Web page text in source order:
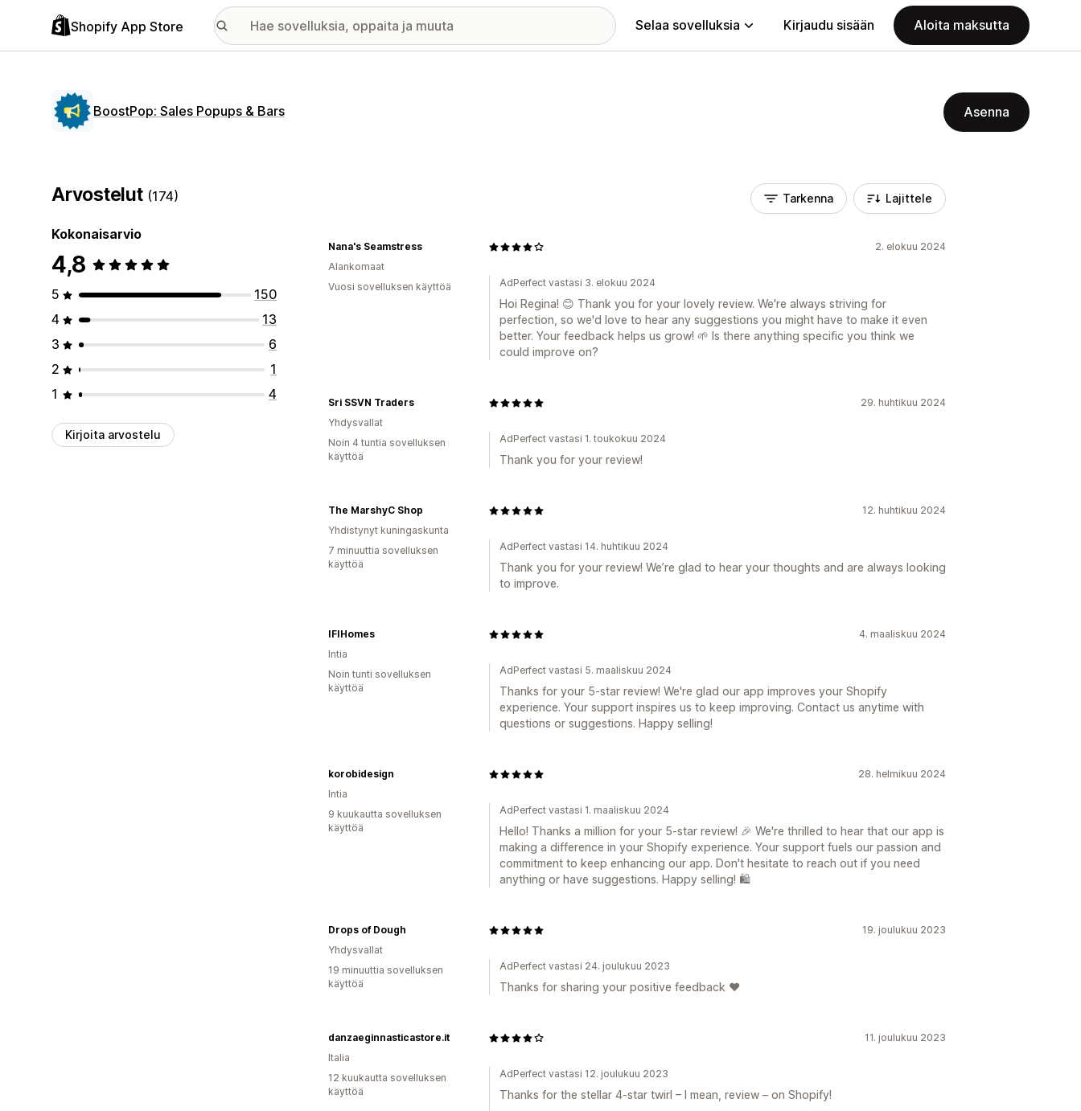
Shopify App Store Selaa sovelluksia Kirjaudu sisään Aloita maksutta
BoostPop: Sales Popups & Bars Asenna
Arvostelut (174)
Kokonaisarvio
4,8
5
150
4
13
3
6
2
1
1
4
Kirjoita arvostelu
Tarkenna Lajittele
2. elokuu 2024
Nana's Seamstress
Alankomaat
Vuosi sovelluksen käyttöä
AdPerfect vastasi 3. elokuu 2024
Hoi Regina! 😊 Thank you for your lovely review. We're always striving for
perfection, so we'd love to hear any suggestions you might have to make it even
better. Your feedback helps us grow! 🌱 Is there anything specific you think we
could improve on?
29. huhtikuu 2024
Sri SSVN Traders
Yhdysvallat
Noin 4 tuntia sovelluksen
käyttöä
AdPerfect vastasi 1. toukokuu 2024
Thank you for your review!
12. huhtikuu 2024
The MarshyC Shop
Yhdistynyt kuningaskunta
7 minuuttia sovelluksen
käyttöä
AdPerfect vastasi 14. huhtikuu 2024
Thank you for your review! We’re glad to hear your thoughts and are always looking
to improve.
4. maaliskuu 2024
IFIHomes
Intia
Noin tunti sovelluksen
käyttöä
AdPerfect vastasi 5. maaliskuu 2024
Thanks for your 5-star review! We're glad our app improves your Shopify
experience. Your support inspires us to keep improving. Contact us anytime with
questions or suggestions. Happy selling!
28. helmikuu 2024
korobidesign
Intia
9 kuukautta sovelluksen
käyttöä
AdPerfect vastasi 1. maaliskuu 2024
Hello! Thanks a million for your 5-star review! 🎉 We're thrilled to hear that our app is
making a difference in your Shopify experience. Your support fuels our passion and
commitment to keep enhancing our app. Don't hesitate to reach out if you need
anything or have suggestions. Happy selling! 🛍️
19. joulukuu 2023
Drops of Dough
Yhdysvallat
19 minuuttia sovelluksen
käyttöä
AdPerfect vastasi 24. joulukuu 2023
Thanks for sharing your positive feedback ❤️
11. joulukuu 2023
danzaeginnasticastore.it
Italia
12 kuukautta sovelluksen
käyttöä
AdPerfect vastasi 12. joulukuu 2023
Thanks for the stellar 4-star twirl – I mean, review – on Shopify!